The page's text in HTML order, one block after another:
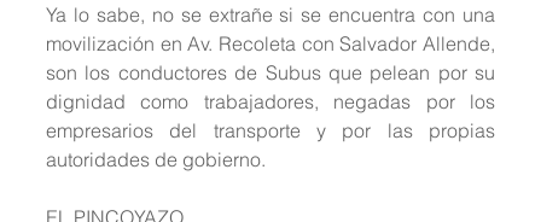
Ya lo sabe, no se extrañe si se encuentra con una
movilización en Av. Recoleta con Salvador Allende,
son los conductores de Subus que pelean por su
dignidad como trabajadores, negadas por los
empresarios del transporte y por las propias
autoridades de gobierno.
EL PINCOYAZO